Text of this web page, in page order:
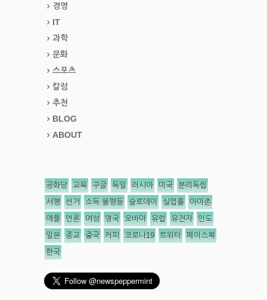
경영
IT
과학
문화
스포츠
칼럼
추천
BLOG
ABOUT
공화당 교육 구글 독일 러시아 미국 분리독립
서평 선거 소득 불평등 슬로데이 실업률 아마존
애플 언론 여성 영국 오바마 유럽 유전자 인도
일본 종교 중국 커피 코로나19 트위터 페이스북
한국